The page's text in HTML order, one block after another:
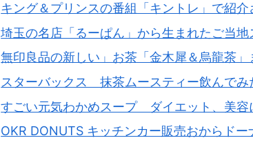
キング＆プリンスの番組「キントレ」で紹介
埼玉の名店「るーぱん」から生まれたご当地
無印良品の新しい」お茶「金木犀＆烏龍茶」
スターバックス 抹茶ムースティー飲んでみ
すごい元気わかめスープ ダイエット、美容
OKR DONUTS キッチンカー販売おからドー